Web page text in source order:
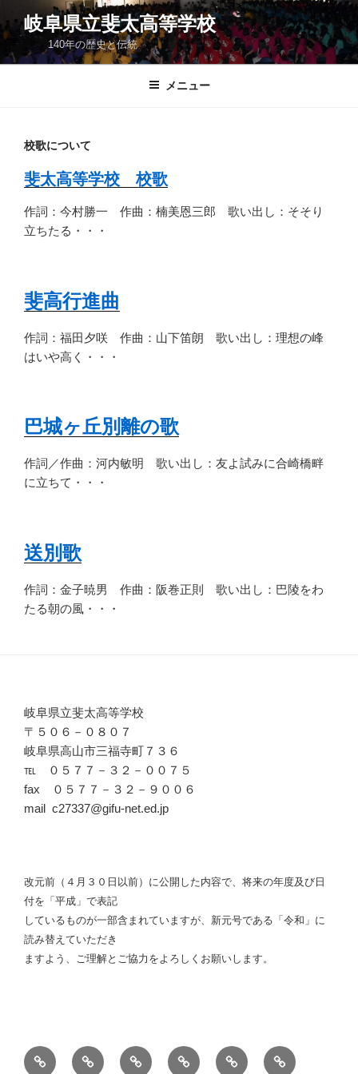
ン
ン
岐阜県立斐太高等学校
140年の歴史と伝統
メニュー
校歌について
斐太高等学校 校歌
作詞：今村勝一 作曲：楠美恩三郎 歌い出し：そそり
立ちたる・・・
斐高行進曲
作詞：福田夕咲 作曲：山下笛朗 歌い出し：理想の峰
はいや高く・・・
巴城ヶ丘別離の歌
作詞／作曲：河内敏明 歌い出し：友よ試みに合崎橋畔
に立ちて・・・
送別歌
作詞：金子暁男 作曲：阪巻正則 歌い出し：巴陵をわ
たる朝の風・・・
岐阜県立斐太高等学校
〒５０６－０８０７
岐阜県高山市三福寺町７３６
℡ ０５７７－３２－００７５
fax ０５７７－３２－９００６
mail c27337@gifu-net.ed.jp
改元前（４月３０日以前）に公開した内容で、将来の年度及び日
付を「平成」で表記
しているものが一部含まれていますが、新元号である「令和」に
読み替えていただき
ますよう、ご理解とご協力をよろしくお願いします。
学
行
探
斐
在
中